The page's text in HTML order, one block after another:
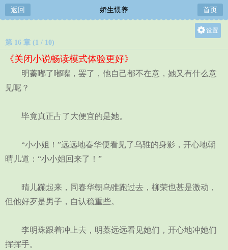
返回 娇生惯养 首页
设置
中
第 16 章 (1 / 10)
《关闭小说畅读模式体验更好》
明蓁嘟了嘟嘴，罢了，他自己都不在意，她又有什么意
见呢？
毕竟真正占了大便宜的是她。
“小小姐！”远远地春华便看见了乌骓的身影，开心地朝
晴儿道：“小小姐回来了！”
晴儿蹦起来，同春华朝乌骓跑过去，柳荣也甚是激动，
但他好歹是男子，自认稳重些。
李明珠跟着冲上去，明蓁远远看见她们，开心地冲她们
挥挥手。